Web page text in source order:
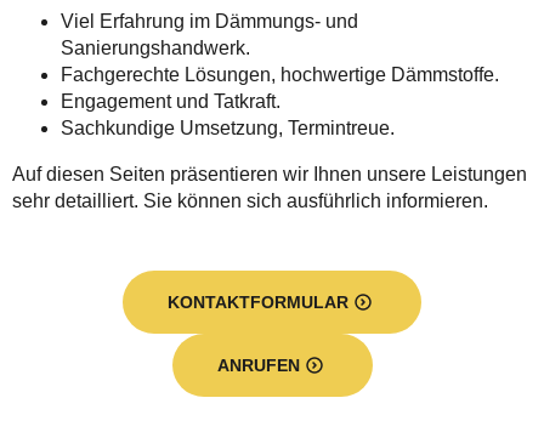
Viel Erfahrung im Dämmungs- und
Sanierungshandwerk.
Fachgerechte Lösungen, hochwertige Dämmstoffe.
Engagement und Tatkraft.
Sachkundige Umsetzung, Termintreue.
Auf diesen Seiten präsentieren wir Ihnen unsere Leistungen
sehr detailliert. Sie können sich ausführlich informieren.
KONTAKTFORMULAR
ANRUFEN